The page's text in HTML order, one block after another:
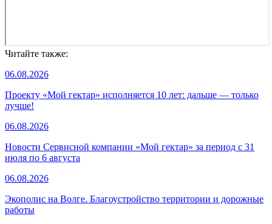
Читайте также:
06.08.2026
Проекту «Мой гектар» исполняется 10 лет: дальше — только
лучше!
06.08.2026
Новости Сервисной компании «Мой гектар» за период с 31
июля по 6 августа
06.08.2026
Экополис на Волге. Благоустройство территории и дорожные
работы